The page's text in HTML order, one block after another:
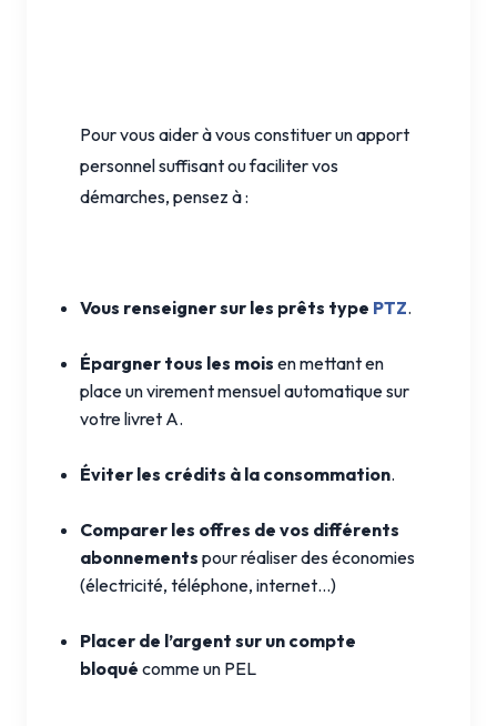
Pour vous aider à vous constituer un apport
personnel suffisant ou faciliter vos
démarches, pensez à :
Vous renseigner sur les prêts type PTZ.
Épargner tous les mois en mettant en
place un virement mensuel automatique sur
votre livret A.
Éviter les crédits à la consommation.
Comparer les offres de vos différents
abonnements pour réaliser des économies
(électricité, téléphone, internet…)
Placer de l’argent sur un compte
bloqué comme un PEL